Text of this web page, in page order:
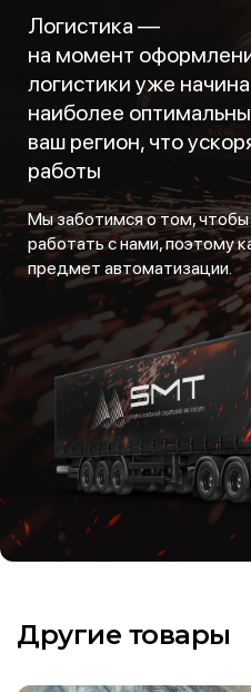
Логистика —
на момент
логистики уже
наиболее
ваш регион, что
работы
Мы заботимся о том,
работать с нами, поэтому
предмет автоматизации.
Другие товары